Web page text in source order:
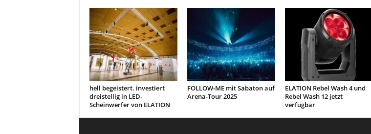
hell begeistert. investiert
dreistellig in LED-
Scheinwerfer von ELATION
FOLLOW-ME mit Sabaton auf
Arena-Tour 2025
ELATION Rebel Wash 4 und
Rebel Wash 12 jetzt
verfügbar